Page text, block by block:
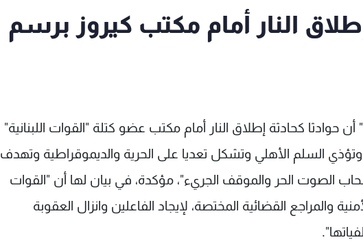
النار أمام مكتب كيروز برسم
أن حوادثا كحادثة إطلاق النار أمام مكتب عضو كتلة "القوات اللبنانية"
السلم الأهلي وتشكل تعديا على الحرية والديموقراطية وتهدف
الصوت الحر والموقف الجريء"، مؤكدة، في بيان لها أن "القوات
والمراجع القضائية المختصة، لإيجاد الفاعلين وانزال العقوبة